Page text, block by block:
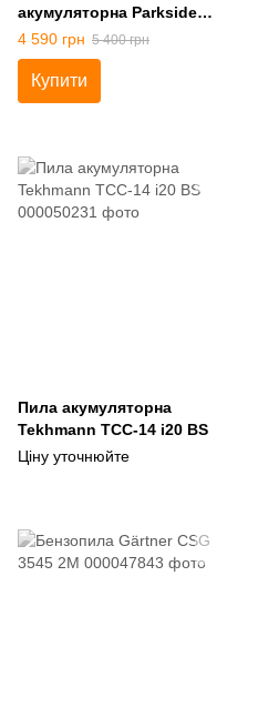
акумуляторна Parkside
PAHE 20 Li A1
4 590 грн 5 400 грн
Купити
Пила акумуляторна
Tekhmann ТСС-14 i20 BS
Ціну уточнюйте